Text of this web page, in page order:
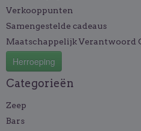
Verkooppunten
Samengestelde cadeaus
Maatschappelijk Verantwoord
Herroeping
Categorieën
Zeep
Bars